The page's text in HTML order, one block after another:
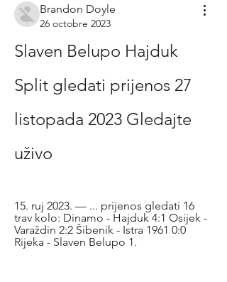
Brandon Doyle
26 octobre 2023
Slaven Belupo Hajduk
Split gledati prijenos 27
listopada 2023 Gledajte
uživo
15. ruj 2023. — ... prijenos gledati 16
trav kolo: Dinamo - Hajduk 4:1 Osijek -
Varaždin 2:2 Šibenik - Istra 1961 0:0
Rijeka - Slaven Belupo 1.